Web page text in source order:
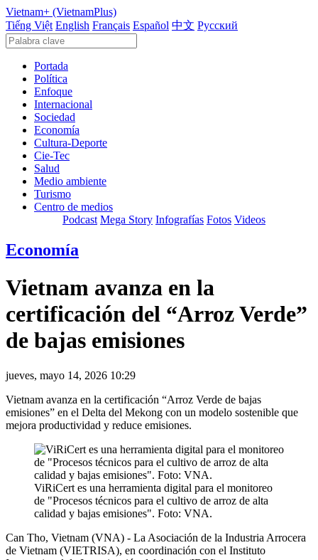
Vietnam+ (VietnamPlus)
Tiếng Việt English Français Español 中文 Русский
Portada
Política
Enfoque
Internacional
Sociedad
Economía
Cultura-Deporte
Cie-Tec
Salud
Medio ambiente
Turismo
Centro de medios
Podcast Mega Story Infografías Fotos Videos
Economía
Vietnam avanza en la
certificación del “Arroz Verde”
de bajas emisiones
jueves, mayo 14, 2026 10:29
Vietnam avanza en la certificación “Arroz Verde de bajas
emisiones” en el Delta del Mekong con un modelo sostenible que
mejora productividad y reduce emisiones.
ViRiCert es una herramienta digital para el monitoreo
de "Procesos técnicos para el cultivo de arroz de alta
calidad y bajas emisiones". Foto: VNA.
Can Tho, Vietnam (VNA) - La Asociación de la Industria Arrocera
de Vietnam (VIETRISA), en coordinación con el Instituto